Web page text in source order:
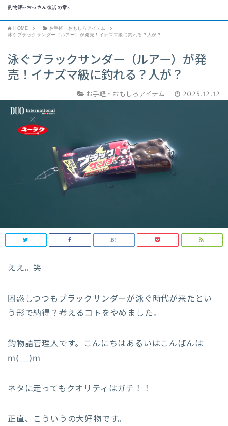
釣物語~おっさん復活の章~
HOME
お手軽・おもしろアイテム
泳ぐブラックサンダー（ルアー）が発売！イナズマ級に釣れる？人が？
泳ぐブラックサンダー（ルアー）が発
売！イナズマ級に釣れる？人が？
お手軽・おもしろアイテム 2025.12.12
ええ。笑
困惑しつつもブラックサンダーが泳ぐ時代が来たとい
う形で納得？考えるコトをやめました。
釣物語管理人です。こんにちはあるいはこんばんは
m(__)m
ネタに走ってもクオリティはガチ！！
正直、こういうの大好物です。